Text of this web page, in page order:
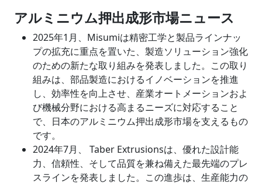
アルミニウム押出成形市場ニュース
2025年1月、Misumiは精密工学と製品ラインナッ
プの拡充に重点を置いた、製造ソリューション強化
のための新たな取り組みを発表しました。この取り
組みは、部品製造​​におけるイノベーションを推進
し、効率性を向上させ、産業オートメーションおよ
び機械分野における高まるニーズに対応すること
で、日本のアルミニウム押出成形市場を支えるもの
です。
2024年7月、 Taber Extrusionsは、優れた設計能
力、信頼性、そして品質を兼ね備えた最先端のプレ
スラインを発表しました。この進歩は、生産能力の